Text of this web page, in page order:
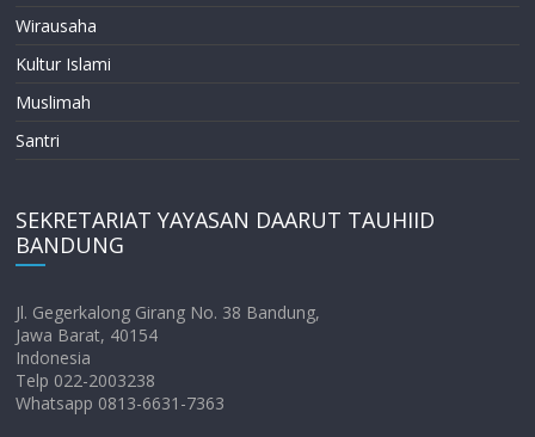
Wirausaha
Kultur Islami
Muslimah
Santri
SEKRETARIAT YAYASAN DAARUT TAUHIID
BANDUNG
Jl. Gegerkalong Girang No. 38 Bandung,
Jawa Barat, 40154
Indonesia
Telp 022-2003238
Whatsapp 0813-6631-7363